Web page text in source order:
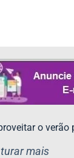
o verão
mais